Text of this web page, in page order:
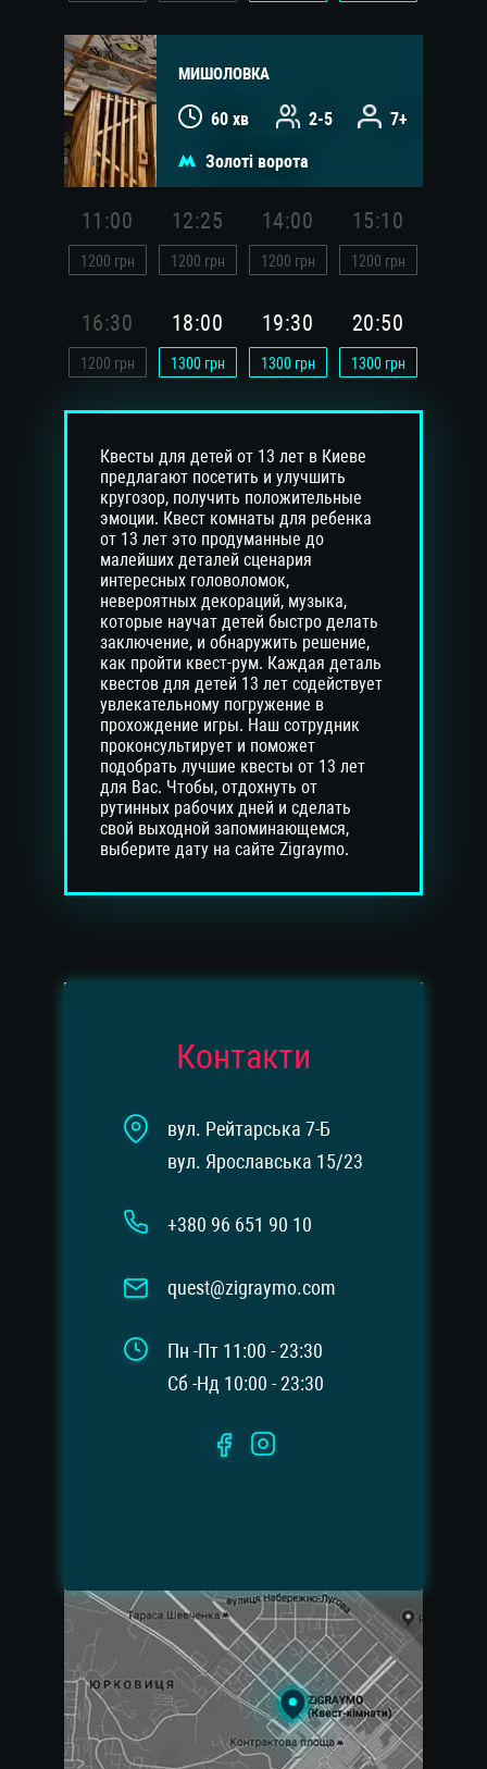
МИШОЛОВКА
60 хв 2-5 7+
Золоті ворота
11:00
1200 грн
12:25
1200 грн
14:00
1200 грн
15:10
1200 грн
16:30
1200 грн
18:00
1300грн
19:30
1300грн
20:50
1300грн
Квесты для детей от 13 лет в Киеве
предлагают посетить и улучшить
кругозор, получить положительные
эмоции. Квест комнаты для ребенка
от 13 лет это продуманные до
малейших деталей сценария
интересных головоломок,
невероятных декораций, музыка,
которые научат детей быстро делать
заключение, и обнаружить решение,
как пройти квест-рум. Каждая деталь
квестов для детей 13 лет содействует
увлекательному погружение в
прохождение игры. Наш сотрудник
проконсультирует и поможет
подобрать лучшие квесты от 13 лет
для Вас. Чтобы, отдохнуть от
рутинных рабочих дней и сделать
свой выходной запоминающемся,
выберите дату на сайте Zigraymo.
Контакти
вул. Рейтарська 7-Б
вул. Ярославська 15/23
+380 96 651 90 10
quest@zigraymo.com
Пн -Пт 11:00 - 23:30
Сб -Нд 10:00 - 23:30